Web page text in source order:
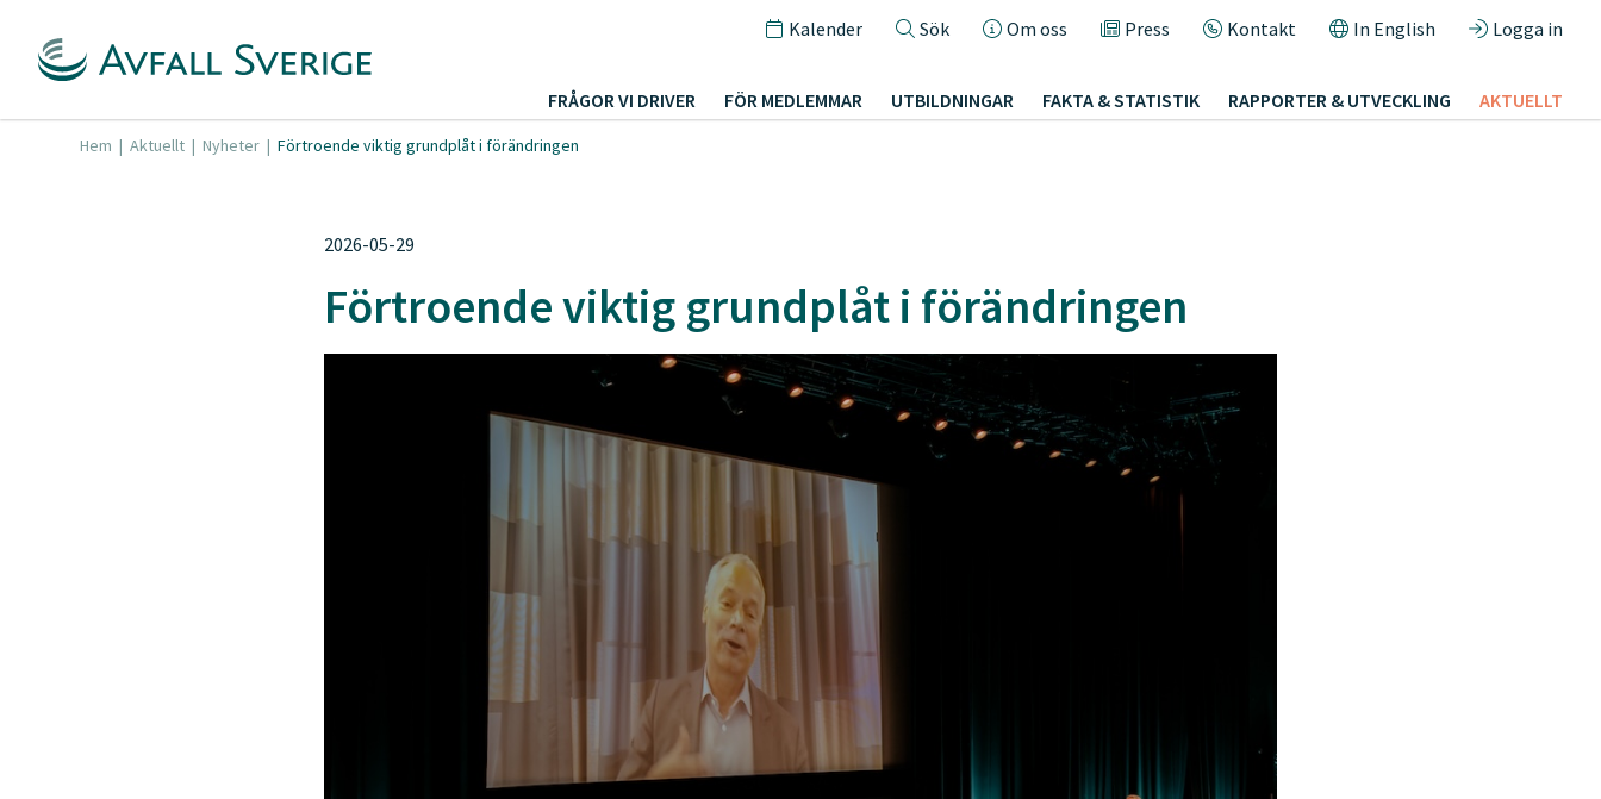
Kalender Sök Om oss Press Kontakt In English Logga in
FRÅGOR VI DRIVER FÖR MEDLEMMAR UTBILDNINGAR FAKTA & STATISTIK RAPPORTER & UTVECKLING AKTUELLT
Hem | Aktuellt | Nyheter | Förtroende viktig grundplåt i förändringen
2026-05-29
Förtroende viktig grundplåt i förändringen